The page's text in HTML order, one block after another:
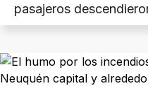
pasajeros